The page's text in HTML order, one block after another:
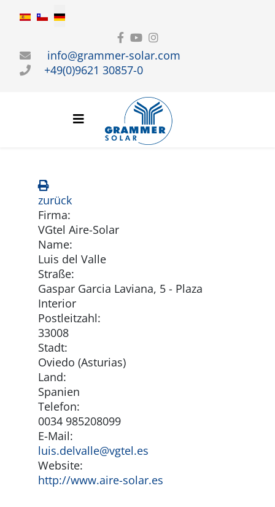
Sprache auswählen
info@grammer-solar.com
+49(0)9621 30857-0
zurück
Firma:
VGtel Aire-Solar
Name:
Luis del Valle
Straße:
Gaspar Garcia Laviana, 5 - Plaza
Interior
Postleitzahl:
33008
Stadt:
Oviedo (Asturias)
Land:
Spanien
Telefon:
0034 985208099
E-Mail:
luis.delvalle@vgtel.es
Website:
http://www.aire-solar.es